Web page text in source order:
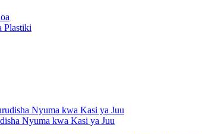
Plastiki
Nyuma kwa Kasi ya Juu